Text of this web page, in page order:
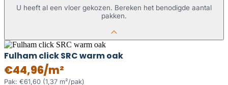
U heeft al een vloer gekozen. Bereken het benodigde aantal
pakken.
Fulham click SRC warm oak
€44,96/m²
Pak: €61,60 (1,37 m²/pak)